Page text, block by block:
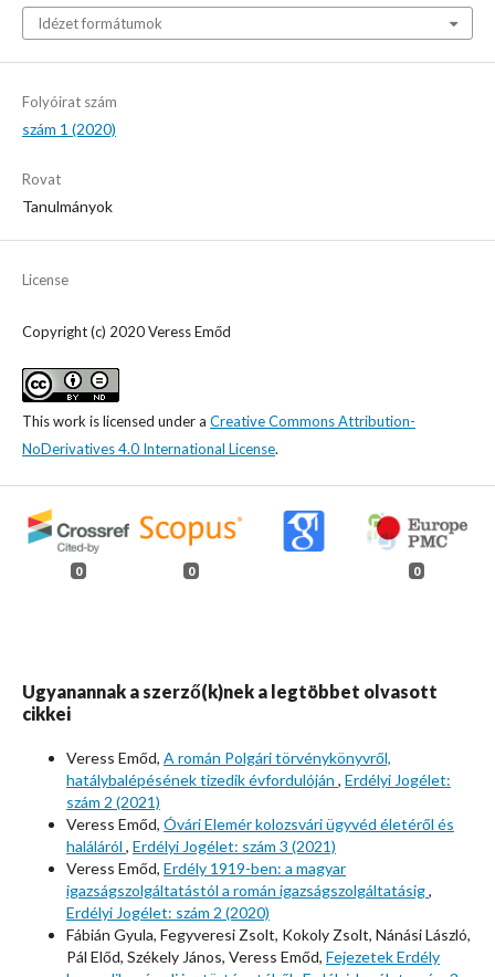
Idézet formátumok
Folyóirat szám
szám 1 (2020)
Rovat
Tanulmányok
License
Copyright (c) 2020 Veress Emőd
This work is licensed under a Creative Commons Attribution-
NoDerivatives 4.0 International License.
0 0 0
Ugyanannak a szerző(k)nek a legtöbbet olvasott
cikkei
Veress Emőd, A román Polgári törvénykönyvről,
hatálybalépésének tizedik évfordulóján , Erdélyi Jogélet:
szám 2 (2021)
Veress Emőd, Óvári Elemér kolozsvári ügyvéd életéről és
haláláról , Erdélyi Jogélet: szám 3 (2021)
Veress Emőd, Erdély 1919-ben: a magyar
igazságszolgáltatástól a román igazságszolgáltatásig,
Erdélyi Jogélet: szám 2 (2020)
Fábián Gyula, Fegyveresi Zsolt, Kokoly Zsolt, Nánási László,
Pál Előd, Székely János, Veress Emőd, Fejezetek Erdély